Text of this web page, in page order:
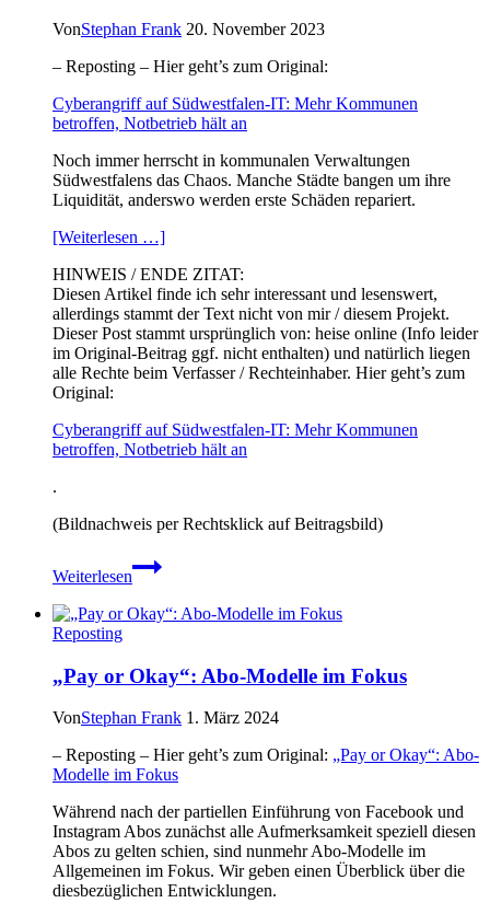
VonStephan Frank 20. November 2023
– Reposting – Hier geht’s zum Original:
Cyberangriff auf Südwestfalen-IT: Mehr Kommunen
betroffen, Notbetrieb hält an
Noch immer herrscht in kommunalen Verwaltungen
Südwestfalens das Chaos. Manche Städte bangen um ihre
Liquidität, anderswo werden erste Schäden repariert.
[Weiterlesen …]
HINWEIS / ENDE ZITAT:
Diesen Artikel finde ich sehr interessant und lesenswert,
allerdings stammt der Text nicht von mir / diesem Projekt.
Dieser Post stammt ursprünglich von: heise online (Info leider
im Original-Beitrag ggf. nicht enthalten) und natürlich liegen
alle Rechte beim Verfasser / Rechteinhaber. Hier geht’s zum
Original:
Cyberangriff auf Südwestfalen-IT: Mehr Kommunen
betroffen, Notbetrieb hält an
.
(Bildnachweis per Rechtsklick auf Beitragsbild)
Weiterlesen
Cyberangriff
auf
IT:
betroffen,
hält
Reposting
„Pay or Okay“: Abo-Modelle im Fokus
VonStephan Frank 1. März 2024
– Reposting – Hier geht’s zum Original: „Pay or Okay“: Abo-
Modelle im Fokus
Während nach der partiellen Einführung von Facebook und
Instagram Abos zunächst alle Aufmerksamkeit speziell diesen
Abos zu gelten schien, sind nunmehr Abo-Modelle im
Allgemeinen im Fokus. Wir geben einen Überblick über die
diesbezüglichen Entwicklungen.